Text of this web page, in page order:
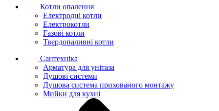
Котли опалення
Електродні котли
Електрокотли
Газові котли
Твердопаливні котли
Сантехніка
Арматура для унітаза
Душові системи
Душова система прихованого монтажу
Мийки для кухні